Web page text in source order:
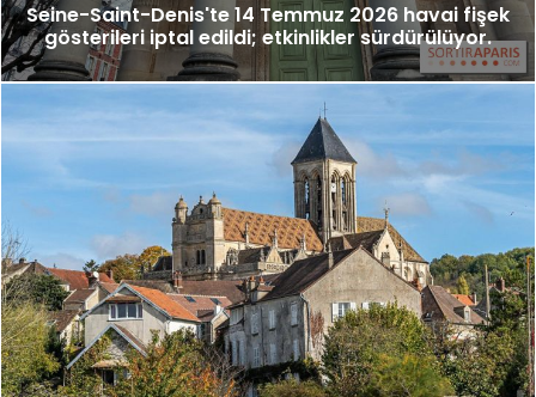
Seine-Saint-Denis'te 14 Temmuz 2026 havai fişek
gösterileri iptal edildi; etkinlikler sürdürülüyor.